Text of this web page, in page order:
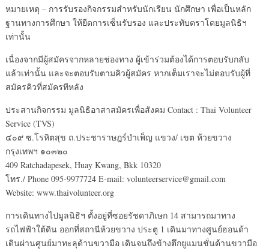
หมายเหตุ – การรับรองกิจกรรมสำหรับนักเรียน นักศึกษา เพื่อเป็นหลัก
ฐานทางการศึกษา ให้ยืดการเซ็นรับรอง และประทับตราโดยมูลนิธิฯ
เท่านั้น
เนื่องจากมีผู้สมัครจากหลายช่องทาง ผู้เข้าร่วมต้องได้การตอบรับกลับ
แล้วเท่านั้น และจะตอบรับตามคิวผู้สมัคร หากเต็มเราจะไม่ตอบรับผู้ที่
สมัครคิวที่สมัครทีหลัง
ประสานกิจกรรม มูลนิธิอาสาสมัครเพื่อสังคม Contact : Thai Volunteer
Service (TVS)
๔๐๙ ซ.โรหิตสุข ถ.ประชาราษฎร์บำเพ็ญ แขวง/ เขต ห้วยขวาง
กรุงเทพฯ ๑๐๓๒๐
409 Ratchadapesek, Huay Kwang, Bkk 10320
โทร./ Phone 095-9977724 E-mail: volunteerservice@gmail.com
Website: www.thaivolunteer.org
การเดินทางไปมูลนิธิฯ ตั้งอยู่ที่ซอยรัชดาภิเษก 14 สามารถมาทาง
รถไฟฟ้าใต้ดิน ออกที่สถานีห้วยขวาง ประตู 1 เดินมาทางศูนย์ฮอนด้า
เดินผ่านศูนย์มาทะลุด้านขวามือ เดินจนถึงข้างตึกยูแมนชั่นด้านขวามือ